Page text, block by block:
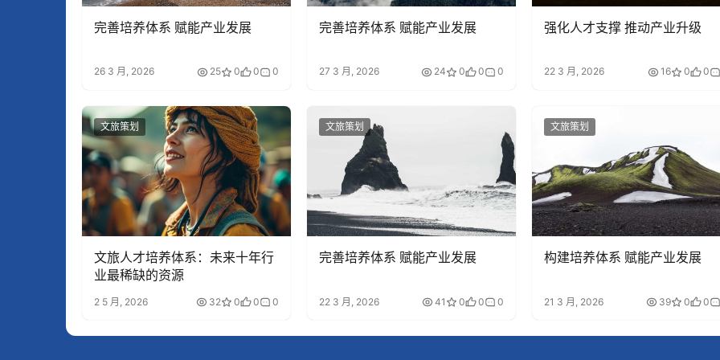
完善培养体系 赋能产业发展
26 3 月, 2026 25 0 0 0
完善培养体系 赋能产业发展
27 3 月, 2026 24 0 0 0
强化人才支撑 推动产业升级
22 3 月, 2026 16 0 0
文旅策划
文旅人才培养体系：未来十年行
业最稀缺的资源
2 5 月, 2026 32 0 0 0
文旅策划
完善培养体系 赋能产业发展
22 3 月, 2026 41 0 0 0
文旅策划
构建培养体系 赋能产业发展
21 3 月, 2026 39 0 0